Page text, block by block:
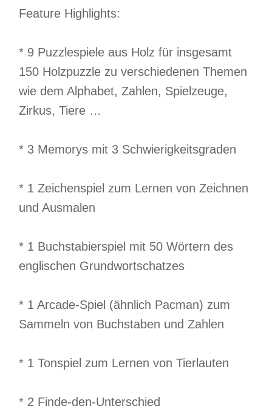
Feature Highlights:
* 9 Puzzlespiele aus Holz für insgesamt
150 Holzpuzzle zu verschiedenen Themen
wie dem Alphabet, Zahlen, Spielzeuge,
Zirkus, Tiere …
* 3 Memorys mit 3 Schwierigkeitsgraden
* 1 Zeichenspiel zum Lernen von Zeichnen
und Ausmalen
* 1 Buchstabierspiel mit 50 Wörtern des
englischen Grundwortschatzes
* 1 Arcade-Spiel (ähnlich Pacman) zum
Sammeln von Buchstaben und Zahlen
* 1 Tonspiel zum Lernen von Tierlauten
* 2 Finde-den-Unterschied